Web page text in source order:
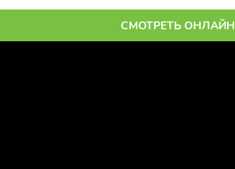
СМОТРЕТЬ ОНЛАЙН